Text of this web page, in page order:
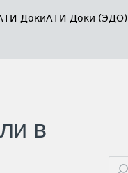
ДокиАТИ-Доки (ЭДО)
в